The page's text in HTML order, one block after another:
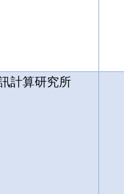
計算研究所